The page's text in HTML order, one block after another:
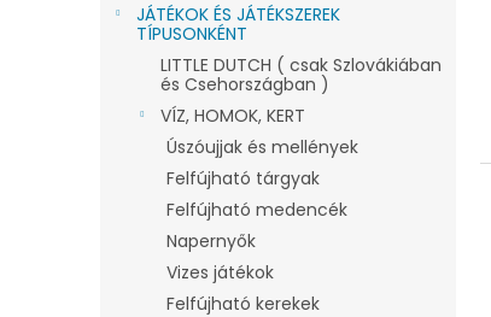
JÁTÉKOK ÉS JÁTÉKSZEREK
TÍPUSONKÉNT
LITTLE DUTCH ( csak Szlovákiában
és Csehországban )
VÍZ, HOMOK, KERT
Úszóujjak és mellények
Felfújható tárgyak
Felfújható medencék
Napernyők
Vizes játékok
Felfújható kerekek